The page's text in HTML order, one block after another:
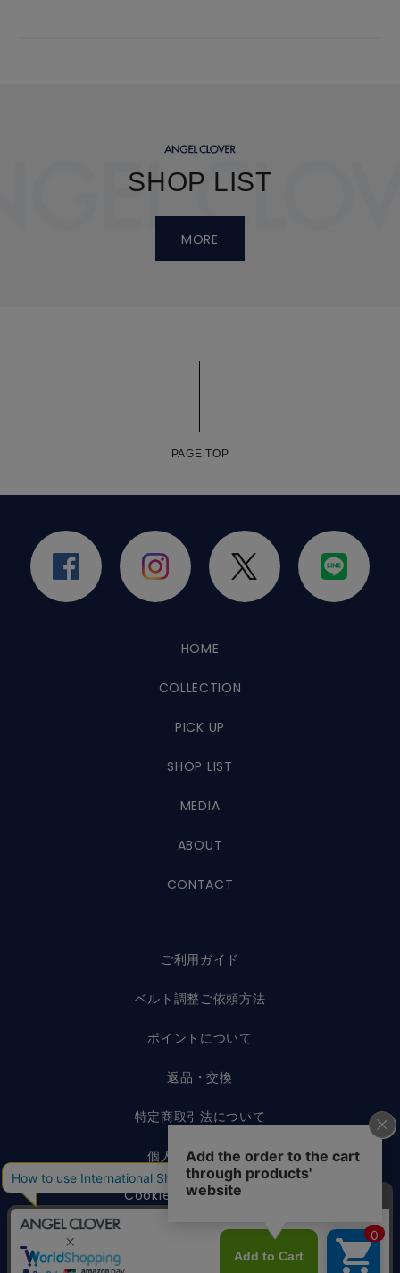
SHOP LIST
MORE
PAGE TOP
HOME
COLLECTION
PICK UP
SHOP LIST
MEDIA
ABOUT
CONTACT
ご利用ガイド
ベルト調整ご依頼方法
ポイントについて
返品・交換
特定商取引法について
個人情報保護方針
Cookieポリシーについて